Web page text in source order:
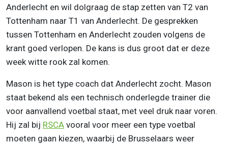
Anderlecht en wil dolgraag de stap zetten van T2 van
Tottenham naar T1 van Anderlecht. De gesprekken
tussen Tottenham en Anderlecht zouden volgens de
krant goed verlopen. De kans is dus groot dat er deze
week witte rook zal komen.
Mason is het type coach dat Anderlecht zocht. Mason
staat bekend als een technisch onderlegde trainer die
voor aanvallend voetbal staat, met veel druk naar voren.
Hij zal bij RSCA vooral voor meer een type voetbal
moeten gaan kiezen, waarbij de Brusselaars weer